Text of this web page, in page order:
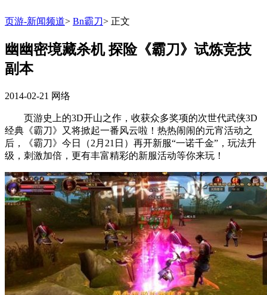
页游-新闻频道> Bn霸刀> 正文
幽幽密境藏杀机 探险《霸刀》试炼竞技
副本
2014-02-21 网络
页游史上的3D开山之作，收获众多奖项的次世代武侠3D
经典《霸刀》又将掀起一番风云啦！热热闹闹的元宵活动之
后，《霸刀》今日（2月21日）再开新服“一诺千金”，玩法升
级，刺激加倍，更有丰富精彩的新服活动等你来玩！